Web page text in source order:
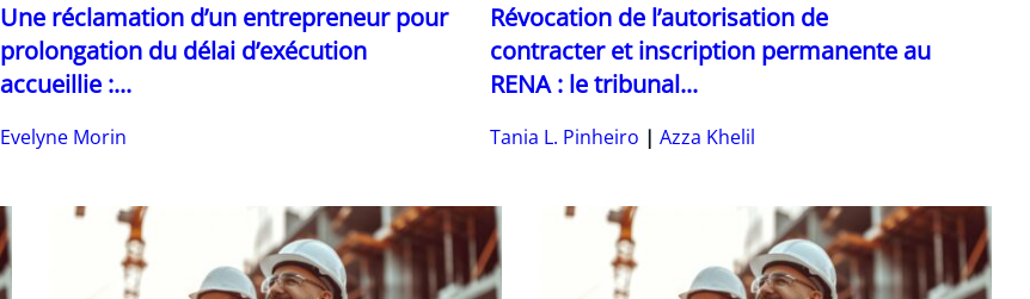
Une réclamation d’un entrepreneur pour
prolongation du délai d’exécution
accueillie :...
Evelyne Morin
Révocation de l’autorisation de
contracter et inscription permanente au
RENA : le tribunal...
Tania L. Pinheiro Azza Khelil